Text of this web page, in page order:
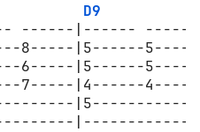
D9
------|------
8-----|5------
6-----|5------
7-----|4------